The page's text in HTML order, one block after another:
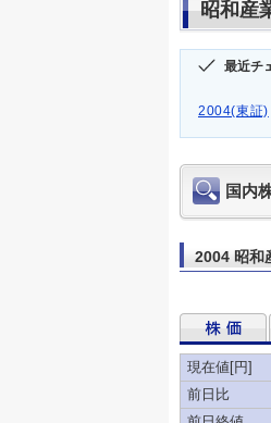
昭和産
最近チ
2004(東証)